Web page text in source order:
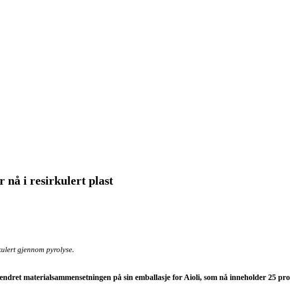
nå i resirkulert plast
gjennom pyrolyse.
materialsammensetningen på sin emballasje for Aioli, som nå inneholder 25